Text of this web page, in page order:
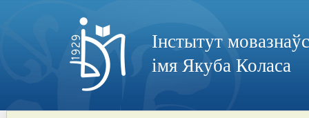
Інстытут
імя Якуба Коласа